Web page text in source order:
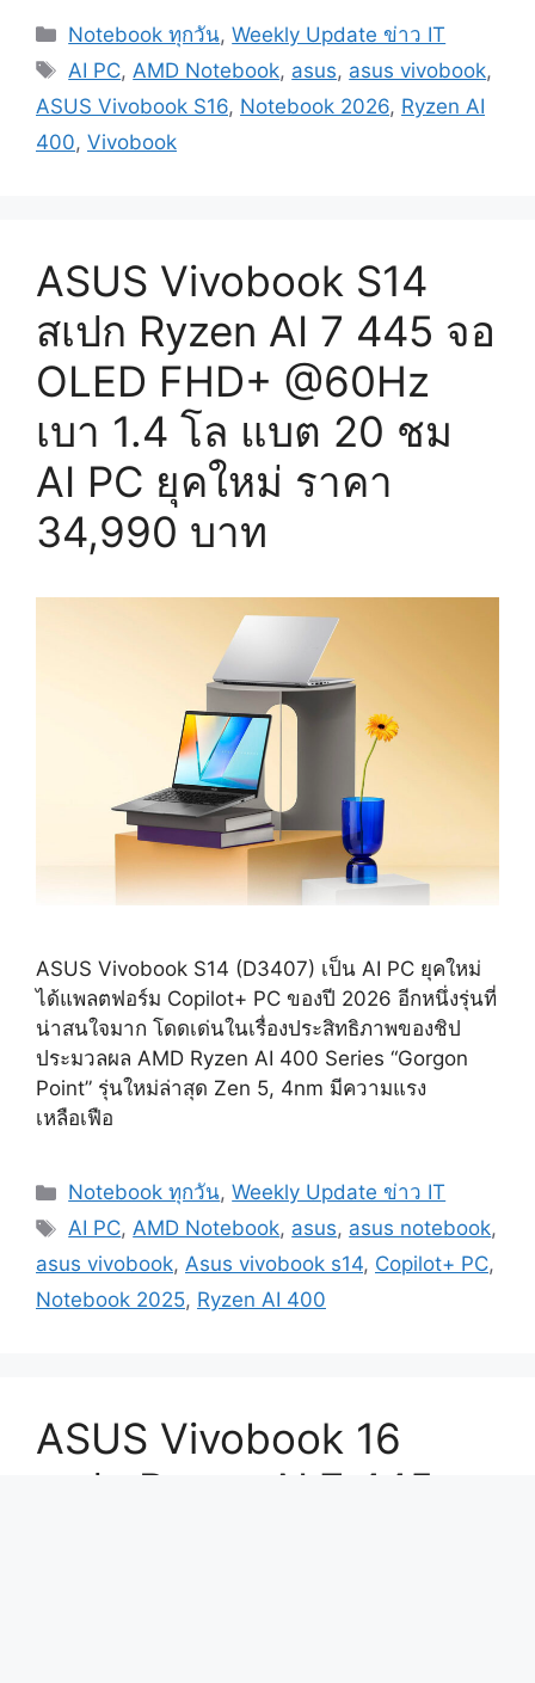
Categories
Notebook ทุกวัน,Weekly Update ข่าว IT
Tags
AI PC, AMD Notebook, asus, asus vivobook,
ASUS Vivobook S16, Notebook 2026, Ryzen AI
400, Vivobook
ASUS Vivobook S14
สเปก Ryzen AI 7 445 จอ
OLED FHD+ @60Hz
เบา 1.4 โล แบต 20 ชม
AI PC ยุคใหม่ ราคา
34,990 บาท
ASUS Vivobook S14 (D3407) เป็น AI PC ยุคใหม่
ได้แพลตฟอร์ม Copilot+ PC ของปี 2026 อีกหนึ่งรุ่นที่
น่าสนใจมาก โดดเด่นในเรื่องประสิทธิภาพของชิป
ประมวลผล AMD Ryzen AI 400 Series “Gorgon
Point” รุ่นใหม่ล่าสุด Zen 5, 4nm มีความแรง
เหลือเฟือ
Categories
Notebook ทุกวัน,Weekly Update ข่าว IT
Tags
AI PC,AMD Notebook, asus, asus notebook,
asus vivobook, Asus vivobook s14, Copilot+ PC,
Notebook 2025, Ryzen AI 400
ASUS Vivobook 16
สเปก Ryzen AI 7 445 +